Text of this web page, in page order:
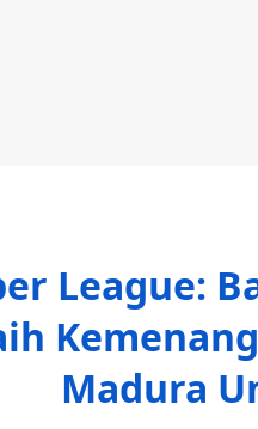
League:
Madura